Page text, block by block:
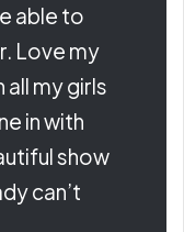
able to
Love my
all my girls
in with
show
can’t